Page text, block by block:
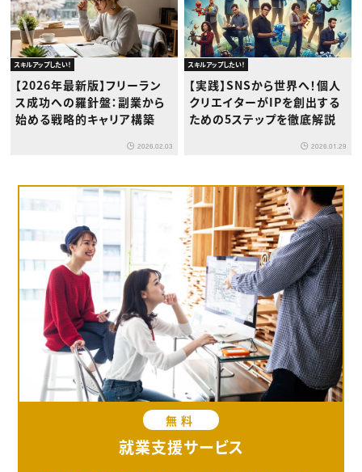
スキルアップしたい！
【2026年最新版】フリーラン
ス成功への羅針盤：副業から
始める戦略的キャリア構築
2026.02.03
スキルアップしたい！
【実践】SNSから世界へ！個人
クリエイターがIPを創出する
ための5ステップを徹底解説
2026.01.29
無料
就業支援サービス